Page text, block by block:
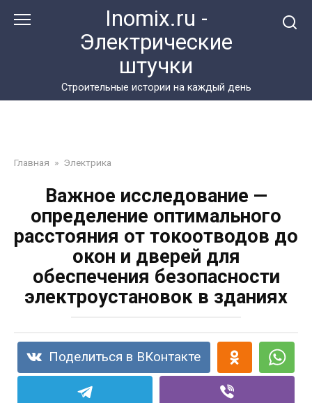
Inomix.ru -
Электрические
штучки
Cтроительные истории на каждый день
Главная » Электрика
Важное исследование —
определение оптимального
расстояния от токоотводов до
окон и дверей для
обеспечения безопасности
электроустановок в зданиях
Поделиться в ВКонтакте